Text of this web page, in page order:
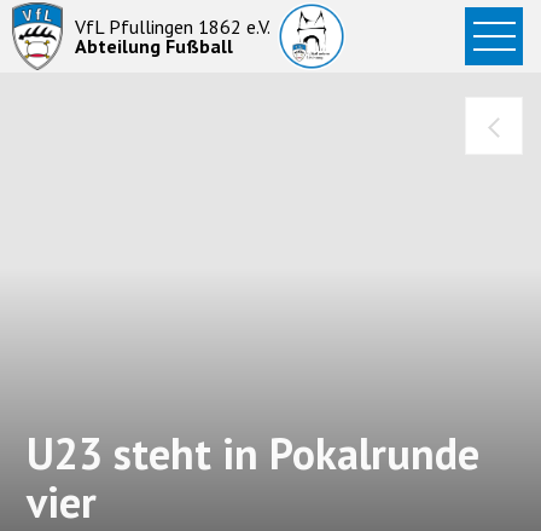
VfL Pfullingen 1862 e.V.
Abteilung Fußball
Startseite
News
U23 steht in Pokalrunde
vier